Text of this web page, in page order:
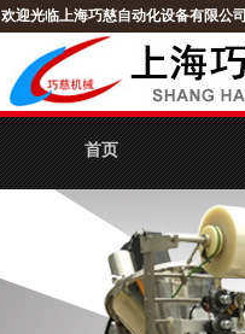
欢迎光临上海巧慈自动化设备有限公司
首页